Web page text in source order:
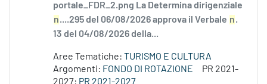
portale_FDR_2.png La Determina dirigenziale
n....295 del 06/08/2026 approva il Verbale n.
13 del 04/08/2026 della...
Aree Tematiche: TURISMO E CULTURA
Argomenti: FONDO DI ROTAZIONE
PR 2021-
2027: PR 2021-2027